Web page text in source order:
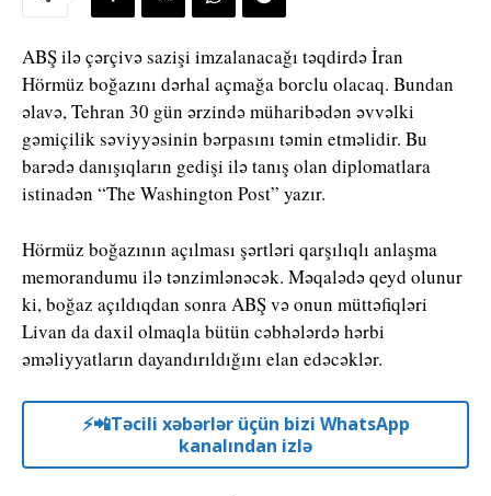
ABŞ ilə çərçivə sazişi imzalanacağı təqdirdə İran
Hörmüz boğazını dərhal açmağa borclu olacaq. Bundan
əlavə, Tehran 30 gün ərzində müharibədən əvvəlki
gəmiçilik səviyyəsinin bərpasını təmin etməlidir. Bu
barədə danışıqların gedişi ilə tanış olan diplomatlara
istinadən “The Washington Post” yazır.
Hörmüz boğazının açılması şərtləri qarşılıqlı anlaşma
memorandumu ilə tənzimlənəcək. Məqalədə qeyd olunur
ki, boğaz açıldıqdan sonra ABŞ və onun müttəfiqləri
Livan da daxil olmaqla bütün cəbhələrdə hərbi
əməliyyatların dayandırıldığını elan edəcəklər.
⚡️📲Təcili xəbərlər üçün bizi WhatsApp
kanalından izlə